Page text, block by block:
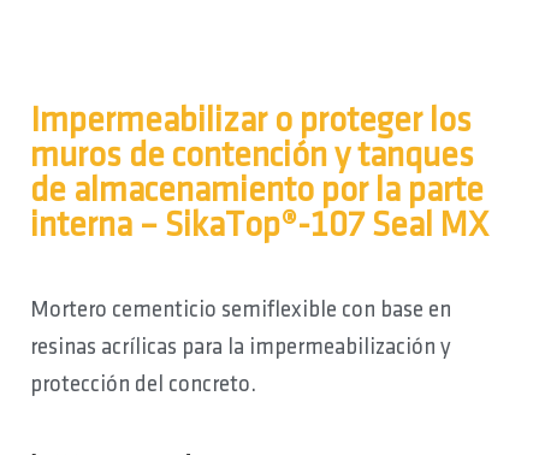
Impermeabilizar o proteger los
muros de contención y tanques
de almacenamiento por la parte
interna – SikaTop®-107 Seal MX
Mortero cementicio semiflexible con base en
resinas acrílicas para la impermeabilización y
protección del concreto.